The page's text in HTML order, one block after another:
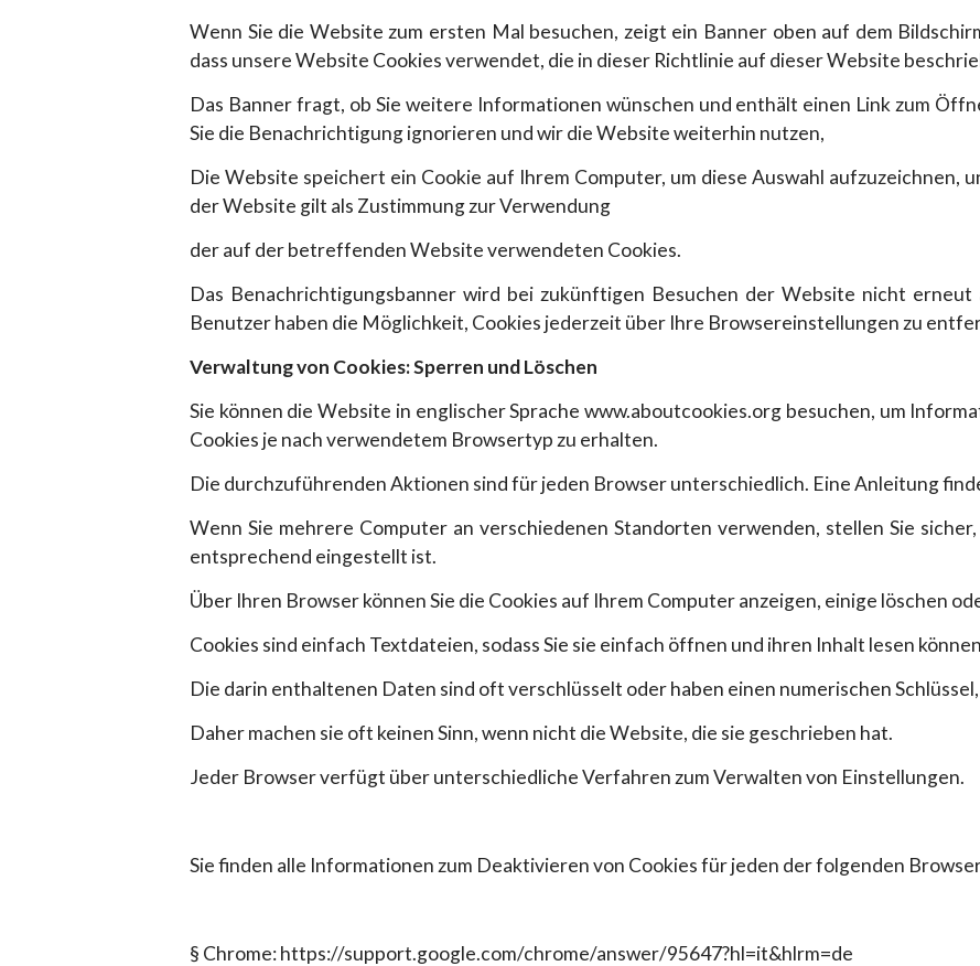
Wenn Sie die Website zum ersten Mal besuchen, zeigt ein Banner oben auf dem
dass unsere Website Cookies verwendet, die in dieser Richtlinie auf dieser Website
Das Banner fragt, ob Sie weitere Informationen wünschen und enthält einen Link zum
Sie die Benachrichtigung ignorieren und wir die Website weiterhin nutzen,
Die Website speichert ein Cookie auf Ihrem Computer, um diese Auswahl aufzuzeichnen,
der Website gilt als Zustimmung zur Verwendung
der auf der betreffenden Website verwendeten Cookies.
Das Benachrichtigungsbanner wird bei zukünftigen Besuchen der Website nicht
Benutzer haben die Möglichkeit, Cookies jederzeit über Ihre Browsereinstellungen zu
Verwaltung von Cookies: Sperren und Löschen
Sie können die Website in englischer Sprache www.aboutcookies.org besuchen, um
Cookies je nach verwendetem Browsertyp zu erhalten.
Die durchzuführenden Aktionen sind für jeden Browser unterschiedlich. Eine Anleitung
Wenn Sie mehrere Computer an verschiedenen Standorten verwenden, stellen Sie
entsprechend eingestellt ist.
Über Ihren Browser können Sie die Cookies auf Ihrem Computer anzeigen, einige löschen
Cookies sind einfach Textdateien, sodass Sie sie einfach öffnen und ihren Inhalt lesen
Die darin enthaltenen Daten sind oft verschlüsselt oder haben einen numerischen
Daher machen sie oft keinen Sinn, wenn nicht die Website, die sie geschrieben hat.
Jeder Browser verfügt über unterschiedliche Verfahren zum Verwalten von Einstellungen.
Sie finden alle Informationen zum Deaktivieren von Cookies für jeden der folgenden
§ Chrome: https://support.google.com/chrome/answer/95647?hl=it&hlrm=de
EARLY ACCESS BLACK FRIDAY
Vorschau auf unsere Black Friday-Angebote!
erhaltenPrivacy policy